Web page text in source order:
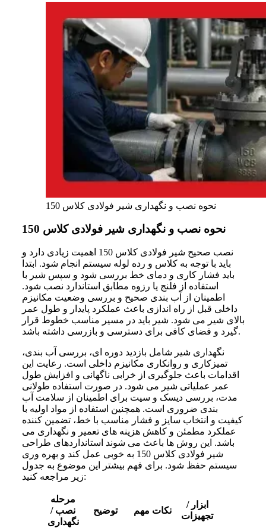
نحوه نصب و نگهداری شیر فولادی کلاس 150
نحوه نصب و نگهداری شیر فولادی کلاس 150
نصب صحیح شیر فولادی کلاس 150 اهمیت زیادی دارد و
باید با توجه به کلاس و رده لوله سیستم انجام شود. ابتدا
باید فشار کاری و دمای خط بررسی شود و سپس شیر با
استفاده از فلنج یا رزوه مطابق استاندارد نصب شود.
اطمینان از آب‌ بندی صحیح و بررسی وضعیت مکانیزم
داخلی قبل از راه‌ اندازی باعث عملکرد پایدار و طول عمر
بالای شیر می‌ شود. شیر باید در مسیر مناسب خطوط قرار
گیرد و فضای کافی برای دسترسی و بازرسی داشته باشد.
نگهداری شیر شامل بازدید دوره‌ ای، بررسی آب‌ بندی،
تمیزکاری و روانکاری مکانیزم داخلی است. رعایت این
اقدامات باعث جلوگیری از خرابی ناگهانی و افزایش طول
عمر عملیاتی شیر می‌ شود. در صورت استفاده طولانی
مدت، بررسی دیسک و سیت برای اطمینان از سلامت آب‌
بندی ضروری است. همچنین استفاده از مواد اولیه با
کیفیت و انتخاب سایز و فشار مناسب با خط، تضمین‌ کننده
عملکرد مطمئن و کاهش هزینه‌ های تعمیر و نگهداری می‌
باشد. این روش‌ ها باعث می‌ شوند استانداردهای طراحی
شیر فولادی کلاس 150 به خوبی عمل کند و بهره‌ وری
سیستم حفظ شود. برای فهم بیشتر این موضوع به جدول
زیر مراجعه کنید:
مرحله
نصب /
نگهداری
توضیح نکات مهم
ابزار /
تجهیزات